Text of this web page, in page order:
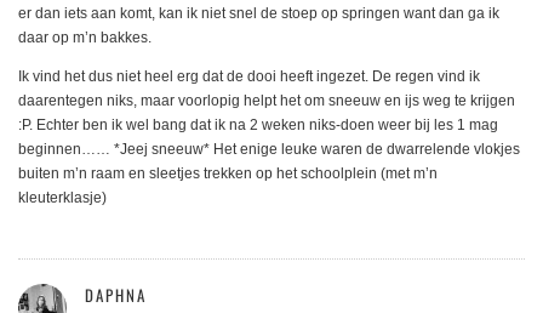
er dan iets aan komt, kan ik niet snel de stoep op springen want dan ga ik
daar op m’n bakkes.
Ik vind het dus niet heel erg dat de dooi heeft ingezet. De regen vind ik
daarentegen niks, maar voorlopig helpt het om sneeuw en ijs weg te krijgen
:P. Echter ben ik wel bang dat ik na 2 weken niks-doen weer bij les 1 mag
beginnen…… *Jeej sneeuw* Het enige leuke waren de dwarrelende vlokjes
buiten m’n raam en sleetjes trekken op het schoolplein (met m’n
kleuterklasje)
DAPHNA